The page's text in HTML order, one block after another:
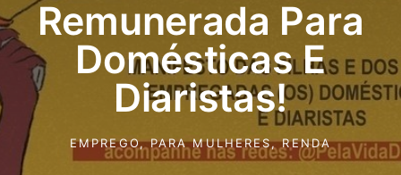
Remunerada Para
Domésticas E
Diaristas!
EMPREGO,PARA MULHERES,RENDA